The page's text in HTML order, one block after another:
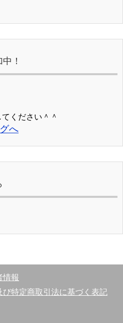
！
ください＾＾
へ
情報
特定商取引法に基づく表記